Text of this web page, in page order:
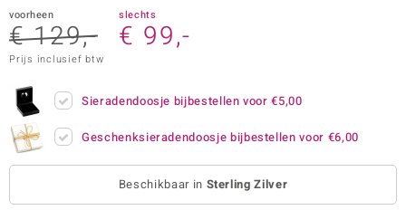
Paraíso
voorheen
€ 129,-
slechts
€ 99,-
Prijs inclusief btw
Sieradendoosje bijbestellen voor€5,00
Geschenksieradendoosje bijbestellen voor €6,00
Beschikbaar in Sterling Zilver